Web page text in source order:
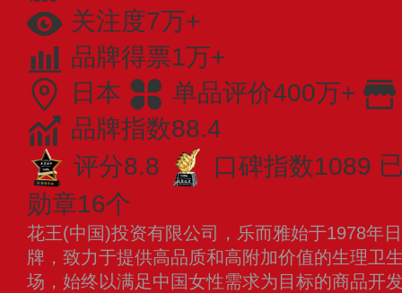
关注度7万+
品牌得票1万+
日本
单品评价400万+
品牌指数88.4
评分8.8
口碑指数1089
勋章16个
花王(中国)投资有限公司，乐而雅始于1978年
牌，致力于提供高品质和高附加价值的生理卫
场，始终以满足中国女性需求为目标的商品开